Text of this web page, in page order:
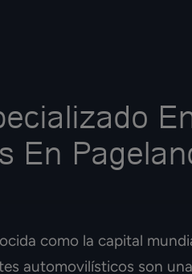
En
como la capital
automovilísticos son